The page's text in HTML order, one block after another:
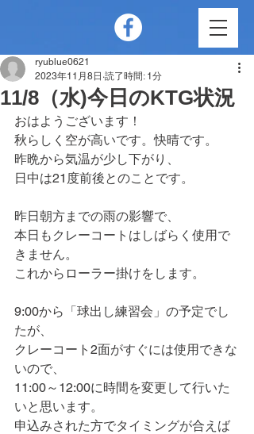
11/8（水)今日のKTG状況
ryublue0621
2023年11月8日 読了時間: 1分
おはようございます！
秋らしく空が高いです。快晴です。
昨晩から気温が少し下がり、
日中は21度前後とのことです。
昨日朝方までの雨の影響で、
本日もクレーコートはしばらく使用で
きません。
これからローラー掛けをします。
9:00から「球出し練習会」の予定でし
たが、
クレーコート2面がすぐには使用できな
いので、
11:00～12:00に時間を変更して行いた
いと思います。
申込みされた方でタイミングが合えば